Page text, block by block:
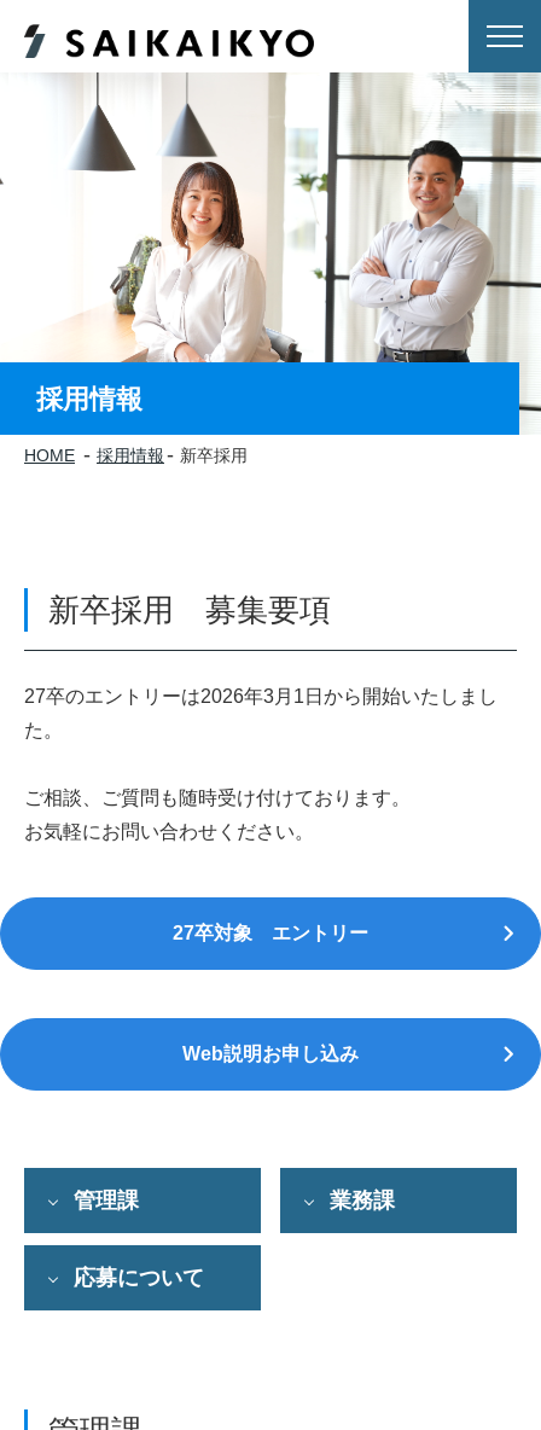
採用情報
HOME 採用情報 新卒採用
新卒採用 募集要項
27卒のエントリーは2026年3月1日から開始いたしまし
た。
ご相談、ご質問も随時受け付けております。
お気軽にお問い合わせください。
27卒対象 エントリー
Web説明お申し込み
管理課 業務課
応募について